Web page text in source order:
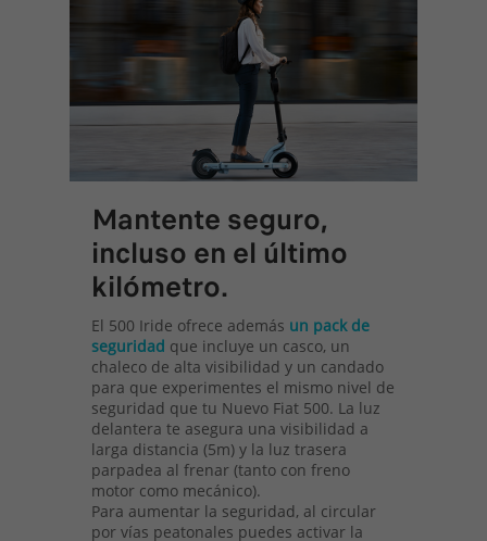
Mantente seguro,
incluso en el último
kilómetro.
El 500 Iride ofrece además un pack de
seguridad que incluye un casco, un
chaleco de alta visibilidad y un candado
para que experimentes el mismo nivel de
seguridad que tu Nuevo Fiat 500. La luz
delantera te asegura una visibilidad a
larga distancia (5m) y la luz trasera
parpadea al frenar (tanto con freno
motor como mecánico).
Para aumentar la seguridad, al circular
por vías peatonales puedes activar la